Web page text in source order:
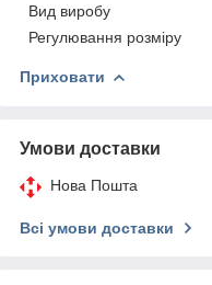
Вид виробу
Регулювання розміру
Приховати
Умови доставки
Нова Пошта
Всі умови доставки